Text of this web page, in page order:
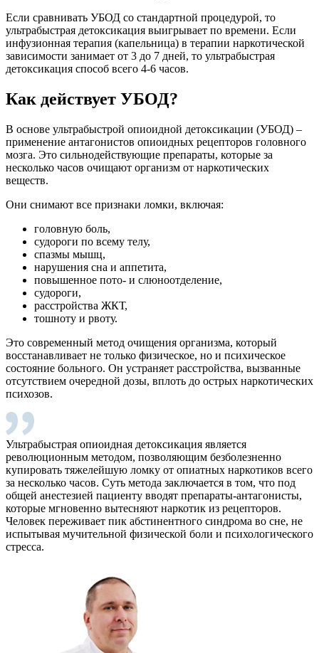
Если сравнивать УБОД со стандартной процедурой, то
ультрабыстрая детоксикация выигрывает по времени. Если
инфузионная терапия (капельница) в терапии наркотической
зависимости занимает от 3 до 7 дней, то ультрабыстрая
детоксикация способ всего 4-6 часов.
Как действует УБОД?
В основе ультрабыстрой опиоидной детоксикации (УБОД) –
применение антагонистов опиоидных рецепторов головного
мозга. Это сильнодействующие препараты, которые за
несколько часов очищают организм от наркотических
веществ.
Они снимают все признаки ломки, включая:
головную боль,
судороги по всему телу,
спазмы мышц,
нарушения сна и аппетита,
повышенное пото- и слюноотделение,
судороги,
расстройства ЖКТ,
тошноту и рвоту.
Это современный метод очищения организма, который
восстанавливает не только физическое, но и психическое
состояние больного. Он устраняет расстройства, вызванные
отсутствием очередной дозы, вплоть до острых наркотических
психозов.
Ультрабыстрая опиоидная детоксикация является
революционным методом, позволяющим безболезненно
купировать тяжелейшую ломку от опиатных наркотиков всего
за несколько часов. Суть метода заключается в том, что под
общей анестезией пациенту вводят препараты-антагонисты,
которые мгновенно вытесняют наркотик из рецепторов.
Человек переживает пик абстинентного синдрома во сне, не
испытывая мучительной физической боли и психологического
стресса.